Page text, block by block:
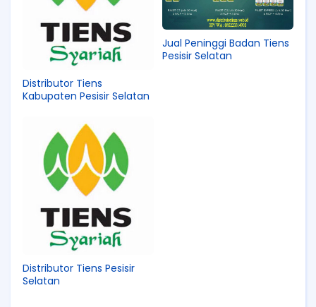
Distributor Tiens
Kabupaten Pesisir Selatan
Jual Peninggi Badan Tiens
Pesisir Selatan
Distributor Tiens Pesisir
Selatan